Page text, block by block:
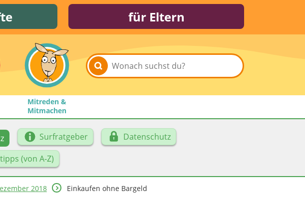
für Eltern
Mitreden &
Mitmachen
Surfratgeber
Datenschutz
(von A-Z)
2018 Einkaufen ohne Bargeld